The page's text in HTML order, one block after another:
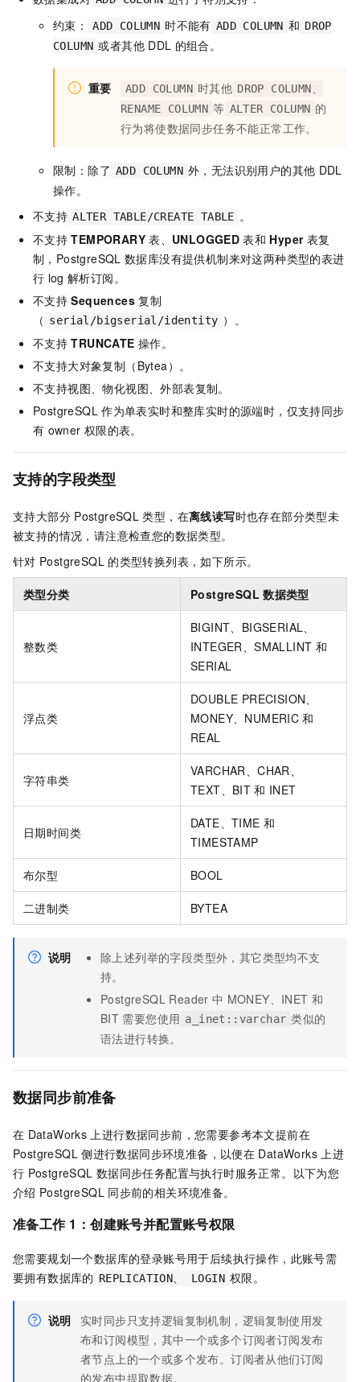
约束：
ADD COLUMN 时不能有 ADD COLUMN 和 DROP
COLUMN 或者其他 DDL 的组合。
重要 ADD COLUMN 时其他 DROP COLUMN、
RENAME COLUMN 等 ALTER COLUMN 的
行为将使数据同步任务不能正常工作。
限制：除了 ADD COLUMN 外，无法识别用户的其他 DDL
操作。
不支持 ALTER TABLE/CREATE TABLE 。
不支持 TEMPORARY 表、 UNLOGGED 表和 Hyper 表复
制，PostgreSQL 数据库没有提供机制来对这两种类型的表进
行 log 解析订阅。
不支持 Sequences 复制
（ serial/bigserial/identity ）。
不支持 TRUNCATE 操作。
不支持大对象复制（Bytea）。
不支持视图、物化视图、外部表复制。
PostgreSQL 作为单表实时和整库实时的源端时，仅支持同步
有 owner 权限的表。
支持的字段类型
支持大部分 PostgreSQL 类型，在离线读写时也存在部分类型未
被支持的情况，请注意检查您的数据类型。
针对 PostgreSQL 的类型转换列表，如下所示。
类型分类 PostgreSQL 数据类型
整数类
BIGINT、BIGSERIAL、
INTEGER、SMALLINT 和
SERIAL
浮点类
DOUBLE PRECISION、
MONEY、NUMERIC 和
REAL
字符串类
VARCHAR、CHAR、
TEXT、BIT 和 INET
日期时间类
DATE、TIME 和
TIMESTAMP
布尔型 BOOL
二进制类 BYTEA
说明
除上述列举的字段类型外，其它类型均不支
持。
PostgreSQL Reader 中 MONEY、INET 和
BIT 需要您使用 a_inet::varchar 类似的
语法进行转换。
数据同步前准备
在 DataWorks 上进行数据同步前，您需要参考本文提前在
PostgreSQL 侧进行数据同步环境准备，以便在 DataWorks 上进
行 PostgreSQL 数据同步任务配置与执行时服务正常。以下为您
介绍 PostgreSQL 同步前的相关环境准备。
准备工作 1：创建账号并配置账号权限
您需要规划一个数据库的登录账号用于后续执行操作，此账号需
要拥有数据库的 REPLICATION、 LOGIN 权限。
说明
实时同步只支持逻辑复制机制，逻辑复制使用发
布和订阅模型，其中一个或多个订阅者订阅发布
者节点上的一个或多个发布。订阅者从他们订阅
的发布中提取数据。